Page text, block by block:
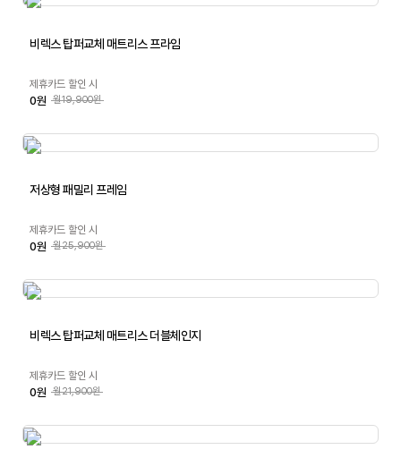
비렉스 탑퍼교체 매트리스 프라임
제휴카드 할인 시
0원 월19,900원
저상형 패밀리 프레임
제휴카드 할인 시
0원 월25,900원
비렉스 탑퍼교체 매트리스 더블체인지
제휴카드 할인 시
0원 월21,900원